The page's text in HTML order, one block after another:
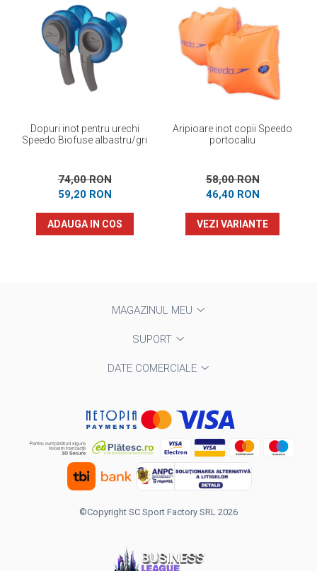
Dopuri inot pentru urechi
Speedo Biofuse albastru/gri
74,00 RON
59,20 RON
ADAUGA IN COS
Aripioare inot copii Speedo
portocaliu
58,00 RON
46,40 RON
VEZI VARIANTE
MAGAZINUL MEU
SUPORT
DATE COMERCIALE
©Copyright SC Sport Factory SRL 2026